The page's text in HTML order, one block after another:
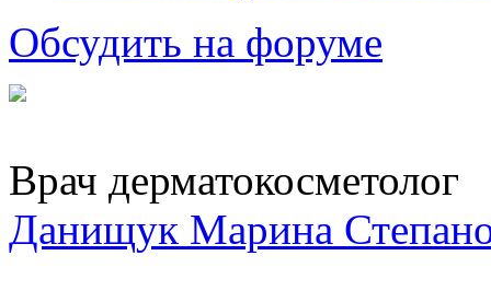
Обсудить на форуме
Врач дерматокосметолог
Данищук Марина